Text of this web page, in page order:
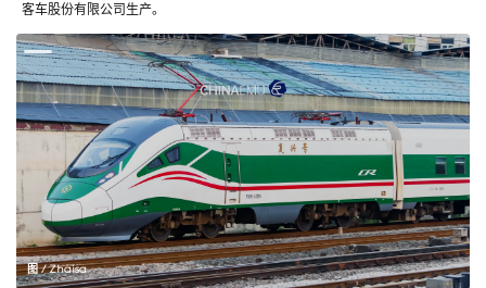
客车股份有限公司生产。
图 / Zhaisa